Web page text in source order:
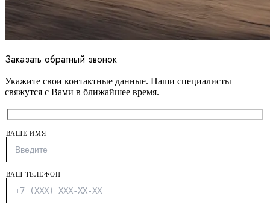
Заказать обратный звонок
Укажите свои контактные данные. Наши специалисты
свяжутся с Вами в ближайшее время.
ВАШЕ ИМЯ
ВАШ ТЕЛЕФОН